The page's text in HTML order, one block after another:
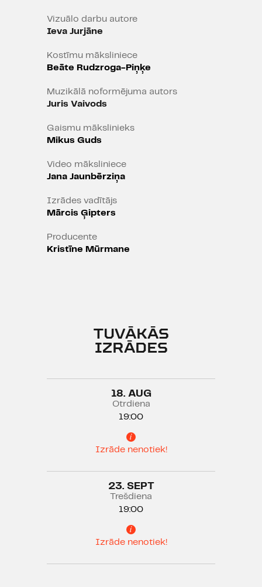
Vizuālo darbu autore
Ieva Jurjāne
Kostīmu māksliniece
Beāte Rudzroga-Piņķe
Muzikālā noformējuma autors
Juris Vaivods
Gaismu mākslinieks
Mikus Guds
Video māksliniece
Jana Jaunbērziņa
Izrādes vadītājs
Mārcis Ģipters
Producente
Kristīne Mūrmane
TUVĀKĀS
IZRĀDES
18. AUG
Otrdiena
19:00
Izrāde nenotiek!
23. SEPT
Trešdiena
19:00
Izrāde nenotiek!